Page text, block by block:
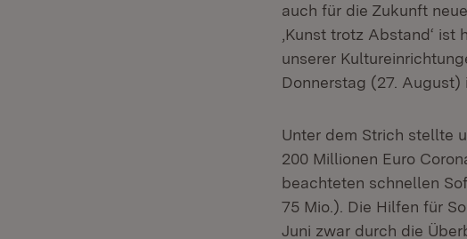
auch für die Zukunft
‚Kunst trotz Abstand‘
unserer
Donnerstag (27. August)
Unter dem Strich stellte
200 Millionen Euro
beachteten schnellen
75 Mio.). Die Hilfen für
Juni zwar durch die